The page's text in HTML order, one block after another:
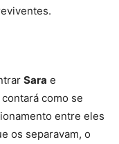
Sara e
contará como se
entre eles
os separavam, o